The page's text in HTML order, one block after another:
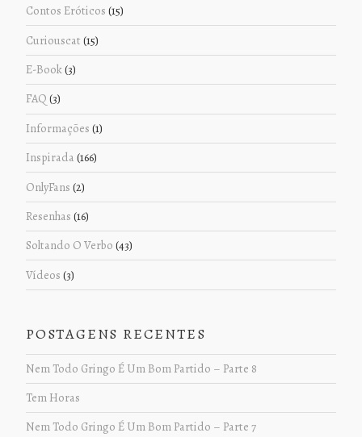
Contos Eróticos (15)
Curiouscat (15)
E-Book(3)
FAQ (3)
Informações (1)
Inspirada (166)
OnlyFans (2)
Resenhas (16)
Soltando O Verbo (43)
Vídeos (3)
POSTAGENS RECENTES
Nem Todo Gringo É Um Bom Partido – Parte 8
Tem Horas
Nem Todo Gringo É Um Bom Partido – Parte 7